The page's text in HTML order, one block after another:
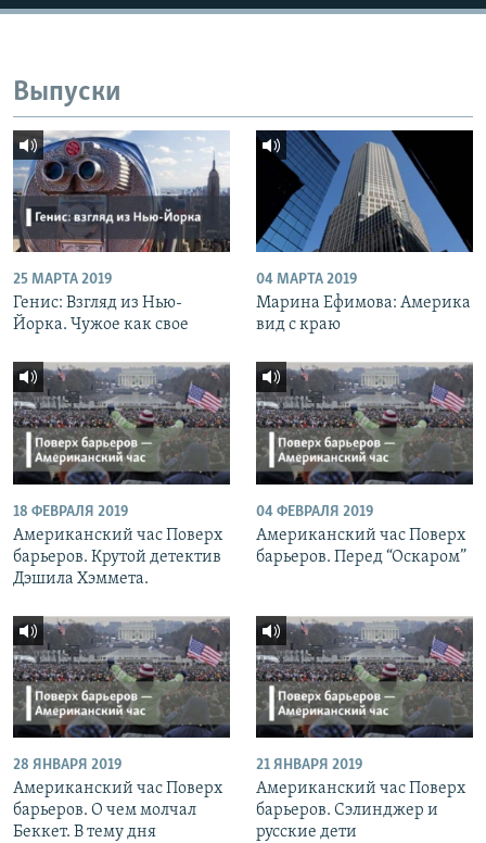
Выпуски
25 МАРТА 2019
Генис: Взгляд из Нью-
Йорка. Чужое как свое
04 МАРТА 2019
Марина Ефимова: Америка
вид с краю
18 ФЕВРАЛЯ 2019
Американский час Поверх
барьеров. Крутой детектив
Дэшила Хэммета.
04 ФЕВРАЛЯ 2019
Американский час Поверх
барьеров. Перед “Оскаром”
28 ЯНВАРЯ 2019
Американский час Поверх
барьеров. О чем молчал
Беккет. В тему дня
21 ЯНВАРЯ 2019
Американский час Поверх
барьеров. Сэлинджер и
русские дети